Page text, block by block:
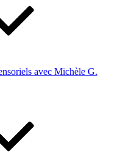
avec Michèle G.